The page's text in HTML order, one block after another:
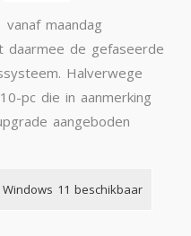
maandag
daarmee de gefaseerde
Halverwege
pc die in aanmerking
aangeboden
11 beschikbaar